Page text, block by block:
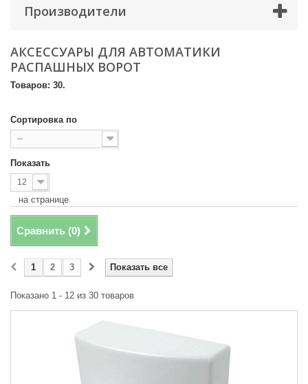
Производители
АКСЕССУАРЫ ДЛЯ АВТОМАТИКИ
РАСПАШНЫХ ВОРОТ
Товаров: 30.
Сортировка по
--
Показать
12
на странице
Сравнить (0)
Показать все
1 2 3
Показано 1 - 12 из 30 товаров
Email
Способ доставки
Время доставки: стоимость доставки по тарифам СДЭК
оплачивается при получении
Адрес если нужен